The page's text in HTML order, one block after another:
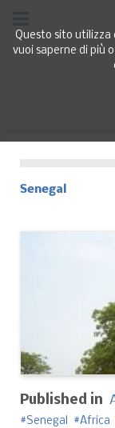
Questo sito utilizza
vuoi saperne di più
Senegal
Published in
Senegal Africa